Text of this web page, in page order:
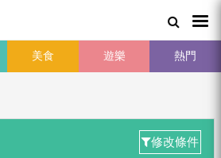
美食 遊樂 熱門
修改條件